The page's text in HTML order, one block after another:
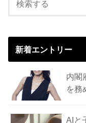
新着エントリー
内閣
を務
AIと